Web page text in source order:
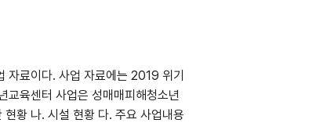
자료이다. 사업 자료에는 2019 위기
교육센터 사업은 성매매피해청소년
황 나. 시설 현황 다. 주요 사업내용